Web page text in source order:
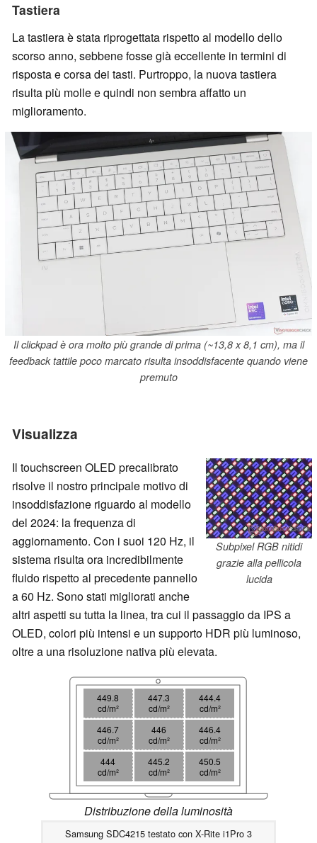
Tastiera
La tastiera è stata riprogettata rispetto al modello dello
scorso anno, sebbene fosse già eccellente in termini di
risposta e corsa dei tasti. Purtroppo, la nuova tastiera
risulta più molle e quindi non sembra affatto un
miglioramento.
Il clickpad è ora molto più grande di prima (~13,8 x 8,1 cm), ma il
feedback tattile poco marcato risulta insoddisfacente quando viene
premuto
Visualizza
Subpixel RGB nitidi
grazie alla pellicola
lucida
Il touchscreen OLED precalibrato
risolve il nostro principale motivo di
insoddisfazione riguardo al modello
del 2024: la frequenza di
aggiornamento. Con i suoi 120 Hz, il
sistema risulta ora incredibilmente
fluido rispetto al precedente pannello
a 60 Hz. Sono stati migliorati anche
altri aspetti su tutta la linea, tra cui il passaggio da IPS a
OLED, colori più intensi e un supporto HDR più luminoso,
oltre a una risoluzione nativa più elevata.
449.8
cd/m²
447.3
cd/m²
444.4
cd/m²
446.7
cd/m²
446
cd/m²
446.4
cd/m²
444
cd/m²
445.2
cd/m²
450.5
cd/m²
Distribuzione della luminosità
Samsung SDC4215 testato con X-Rite i1Pro 3